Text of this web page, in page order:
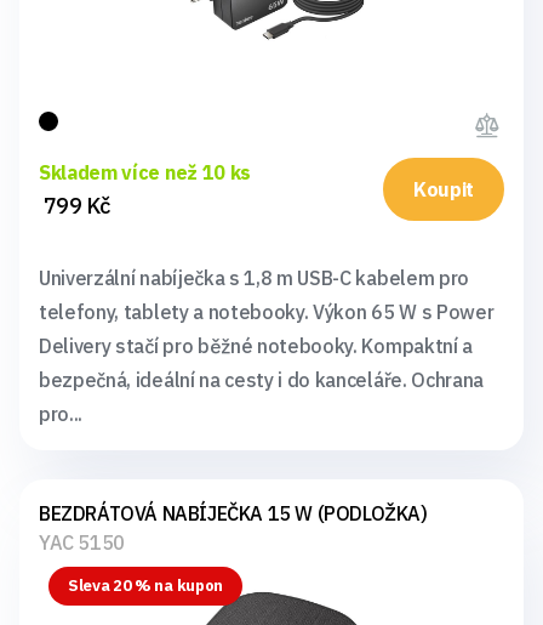
Skladem více než 10 ks
799 Kč
Koupit
Univerzální nabíječka s 1,8 m USB-C kabelem pro
telefony, tablety a notebooky. Výkon 65 W s Power
Delivery stačí pro běžné notebooky. Kompaktní a
bezpečná, ideální na cesty i do kanceláře. Ochrana
pro...
BEZDRÁTOVÁ NABÍJEČKA 15 W (PODLOŽKA)
YAC 5150
Sleva 20 % na kupon